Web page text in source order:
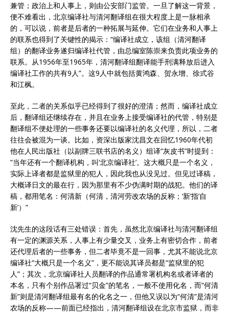
兼管；政治上和人事上，则由公安部门监管。一旦了解这一背景，
便不难看出，北京编译社与清河翻译组在很大程度上是一脉相承
的，可以说，前者是后者的一种拓展与延伸。它们在业务和人事上
的联系也得到了关键性的揭示：“编译社成立，该组（清河翻译
组）的翻译业务遂归编译社代管，由总编室陈崇来负责此项业务的
联系。从1956年至1965年，清河翻译组翻译能手刑满释放后进入
编译社工作的共有9人”。这9人中就包括黄鸿森、贺永增、徐式谷
和江枫。
至此，二者的关系似乎已经得到了很好的澄清；然而，编译社成立
后，翻译组还继续存在，并且在业务上接受编译社的代管，特别是
翻译组不便处理的一些事务还要以编译社的名义代理，所以，二者
往往会被混为一谈。比如，资深出版家沈昌文在回忆1960年代初
他在人民出版社（以副牌三联书店的名义）组译“灰皮书”时提到：
“当年还有一个翻译机构，叫‘北京编译社’。这大概只是一个名义，
实际上译者都是监狱里的犯人，因此我也从没见过。但见过译稿，
大概译日文的最在行，因为那里有不少伪满时期的战犯。他们的译
稿，都用笔名：何清新（何清，清河劳改农场的反称；‘新’指‘自
新’）”
沈先生的这段话有三处错误：首先，虽然北京编译社与清河翻译组
有一定的渊源关系，人事上有少量交叉，业务上有密切合作，前者
还代理后者的一些事务，但二者毕竟不是一回事，尤其不能说北京
编译社“大概只是一个名义”，更不能说其译员都是“监狱里的犯
人”；其次，北京编译社人员翻译的作品通常署机构名或者译者的
本名，只有个别作品署过“贝金”的笔名，一般不使用化名，而“何清
新”则是清河翻译组最有名的化名之一，但他又误以为“何清”是清河
农场的反称——前面已经指出，清河翻译组设在北京市监狱，而非